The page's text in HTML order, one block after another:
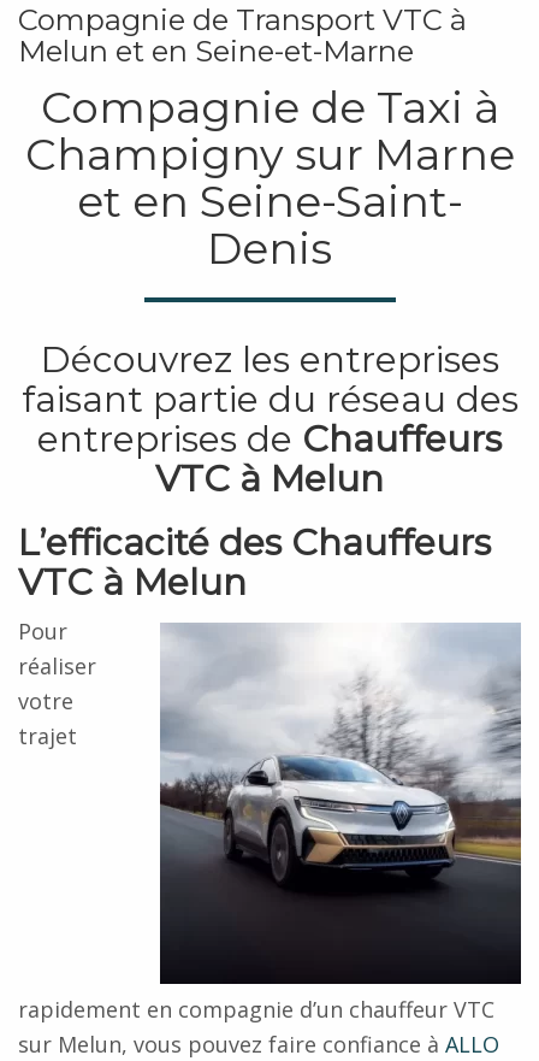
Compagnie de Transport VTC à
Melun et en Seine-et-Marne
Compagnie de Taxi à
Champigny sur Marne
et en Seine-Saint-
Denis
Découvrez les entreprises
faisant partie du réseau des
entreprises de Chauffeurs
VTC à Melun
L’efficacité des Chauffeurs
VTC à Melun
Pour
réaliser
votre
trajet
rapidement en compagnie d’un chauffeur VTC
sur Melun, vous pouvez faire confiance à ALLO